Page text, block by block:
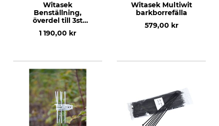
Witasek
Benställning,
överdel till 3st
Multiwit
barkborrefällor
1 190,00 kr
Witasek Multiwit
barkborrefälla
579,00 kr